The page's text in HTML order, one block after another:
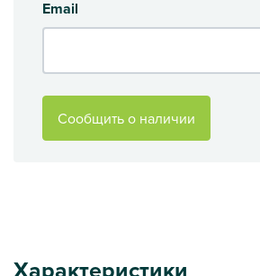
Email
Сообщить о наличии